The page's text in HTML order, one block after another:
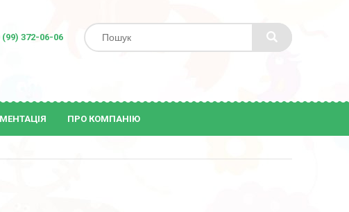
(99) 372-06-06
ПРО КОМПАНІЮ